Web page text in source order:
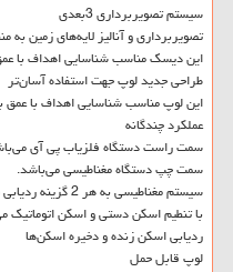
سیستم تصویربرداری 3بعدی
تصویربرداری و آنالیز لایه‌های زمین به
این دیسک مناسب شناسایی اهداف با عمق کمتر از 3
طراحی جدید لوپ جهت استفاده آسان‌تر
این لوپ مناسب شناسایی اهداف با عمق بیشتر از 3
عملکرد چندگانه
سمت راست دستگاه فلزیاب پی آی
سمت چپ دستگاه مغناطیسی می‌باشد.
سیستم مغناطیسی به هر 2 گزینه ردیابی مجهز شده است.
با تنطیم اسکن دستی و اسکن اتوماتیک می‌توانید بین 2
ردیابی اسکن زنده و دخیره اسکن‌ها
لوپ قابل حمل